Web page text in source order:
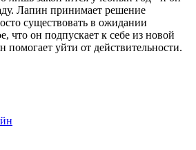
Лапин принимает решение
существовать в ожидании
что он подпускает к себе из новой
помогает уйти от действительности.